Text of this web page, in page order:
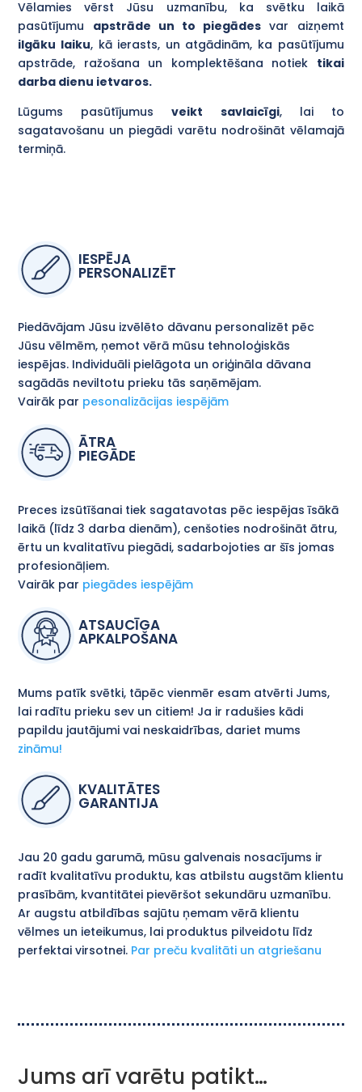
Vēlamies vērst Jūsu uzmanību, ka svētku laikā
pasūtījumu apstrāde un to piegādes var aizņemt
ilgāku laiku, kā ierasts, un atgādinām, ka pasūtījumu
apstrāde, ražošana un komplektēšana notiek tikai
darba dienu ietvaros.
Lūgums pasūtījumusveikt savlaicīgi, lai to
sagatavošanu un piegādi varētu nodrošināt vēlamajā
termiņā.
IESPĒJA
PERSONALIZĒT
Piedāvājam Jūsu izvēlēto dāvanu personalizēt pēc
Jūsu vēlmēm, ņemot vērā mūsu tehnoloģiskās
iespējas. Individuāli pielāgota un oriģināla dāvana
sagādās neviltotu prieku tās saņēmējam.
Vairāk par pesonalizācijas iespējām
ĀTRA
PIEGĀDE
Preces izsūtīšanai tiek sagatavotas pēc iespējas īsākā
laikā (līdz 3 darba dienām), cenšoties nodrošināt ātru,
ērtu un kvalitatīvu piegādi, sadarbojoties ar šīs jomas
profesionāļiem.
Vairāk par piegādes iespējām
ATSAUCĪGA
APKALPOŠANA
Mums patīk svētki, tāpēc vienmēr esam atvērti Jums,
lai radītu prieku sev un citiem! Ja ir radušies kādi
papildu jautājumi vai neskaidrības, dariet mums
zināmu!
KVALITĀTES
GARANTIJA
Jau 20 gadu garumā, mūsu galvenais nosacījums ir
radīt kvalitatīvu produktu, kas atbilstu augstām klientu
prasībām, kvantitātei pievēršot sekundāru uzmanību.
Ar augstu atbildības sajūtu ņemam vērā klientu
vēlmes un ieteikumus, lai produktus pilveidotu līdz
perfektai virsotnei. Par preču kvalitāti un atgriešanu
Jums arī varētu patikt…